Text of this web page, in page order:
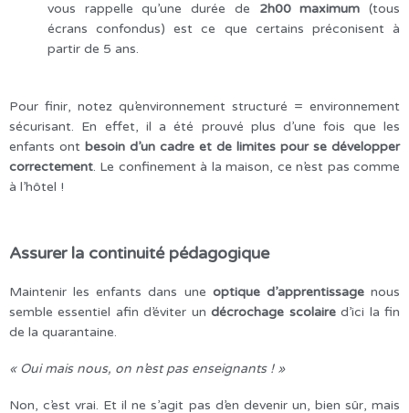
vous rappelle qu’une durée de 2h00 maximum (tous
écrans confondus) est ce que certains préconisent à
partir de 5 ans.
Pour finir, notez qu’environnement structuré = environnement
sécurisant. En effet, il a été prouvé plus d’une fois que les
enfants ont besoin d’un cadre et de limites pour se développer
correctement. Le confinement à la maison, ce n’est pas comme
à l’hôtel !
Assurer la continuité pédagogique
Maintenir les enfants dans une optique d’apprentissagenous
semble essentiel afin d’éviter undécrochage scolaired’ici la fin
de la quarantaine.
« Oui mais nous, on n’est pas enseignants ! »
Non, c’est vrai. Et il ne s’agit pas d’en devenir un, bien sûr, mais